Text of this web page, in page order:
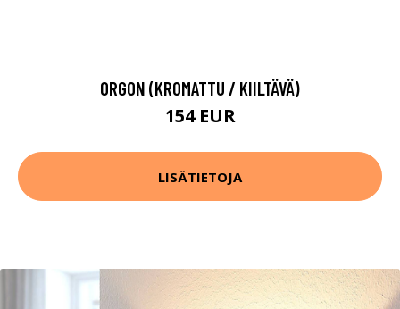
ORGON (KROMATTU / KIILTÄVÄ)
154 EUR
LISÄTIETOJA